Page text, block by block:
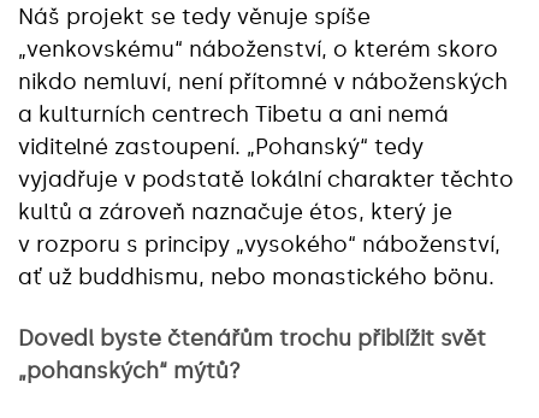
Náš projekt se tedy věnuje spíše
„venkovskému“ náboženství, o kterém skoro
nikdo nemluví, není přítomné v náboženských
a kulturních centrech Tibetu a ani nemá
viditelné zastoupení. „Pohanský“ tedy
vyjadřuje v podstatě lokální charakter těchto
kultů a zároveň naznačuje étos, který je
v rozporu s principy „vysokého“ náboženství,
ať už buddhismu, nebo monastického bönu.
Dovedl byste čtenářům trochu přiblížit svět
„pohanských“ mýtů?